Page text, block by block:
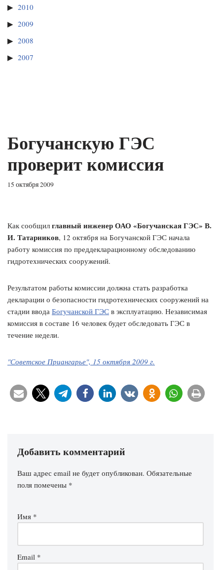
2010
2009
2008
2007
Богучанскую ГЭС
проверит комиссия
15 октября 2009
Как сообщил главный инженер ОАО «Богучанская ГЭС» В.
И. Татарников, 12 октября на Богучанской ГЭС начала
работу комиссия по преддекларационному обследованию
гидротехнических сооружений.
Результатом работы комиссии должна стать разработка
декларации о безопасности гидротехнических сооружений на
стадии ввода Богучанской ГЭС в эксплуатацию. Независимая
комиссия в составе 16 человек будет обследовать ГЭС в
течение недели.
"Советское Приангарье", 15 октября 2009 г.
Добавить комментарий
Ваш адрес email не будет опубликован. Обязательные
поля помечены *
Имя *
Email *